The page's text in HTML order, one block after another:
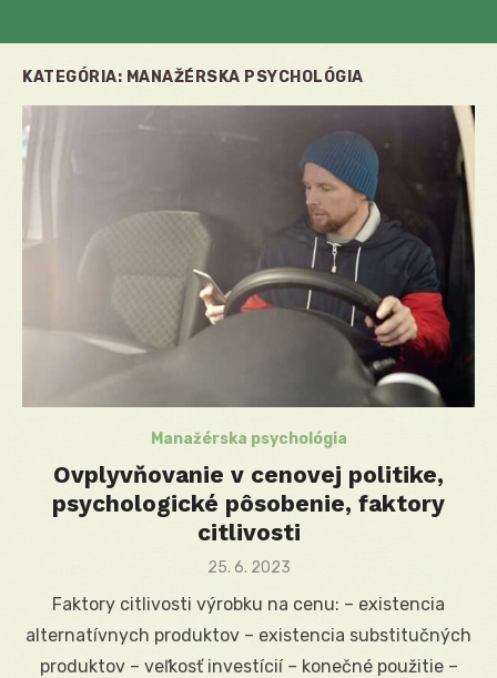
KATEGÓRIA: MANAŽÉRSKA PSYCHOLÓGIA
Manažérska psychológia
Ovplyvňovanie v cenovej politike,
psychologické pôsobenie, faktory
citlivosti
Posted
25. 6. 2023
Faktory citlivosti výrobku na cenu: – existencia
alternatívnych produktov – existencia substitučných
produktov – veľkosť investícií – konečné použitie –